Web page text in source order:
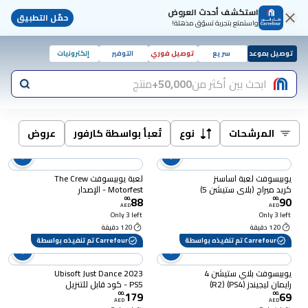
استكشف أحدث العروض
واستمتع بتجربة تسوّق مذهلة! حمّل التطبيق
توصيل بموعد سريع توصيل فوري التوفير إلكترونيات
ابحث بين أكثر من50,000+ منتج
المرشحات نوع تُعبأ بواسطة كارفور عروض
يوبيسوفت لعبة اساسنز
كريد ميراج (بلاي ستيشن 5)
90
.
00
AED
Only 3 left
120 دقيقة
Carrefour تم تنفيذه بواسطة
لعبة يوبيسوفت The Crew
Motorfest - الإصدار
القياسي - لجهاز PS5
88
.
00
AED
Only 3 left
120 دقيقة
Carrefour تم تنفيذه بواسطة
يوبيسوفت بلاي ستيشن 4
رايمان ليجيندز (R2) (PS4)
69
.
00
AED
Ubisoft Just Dance 2023
PS5 - كود قابل للتنزيل
179
.
00
AED